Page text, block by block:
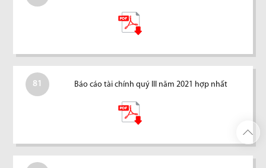
81 Báo cáo tài chính quý III năm 2021 hợp nhất